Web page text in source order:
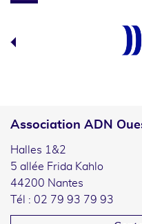
Association ADN
Halles 1&2
5 allée Frida Kahlo
44200 Nantes
Tél : 02 79 93 79 93